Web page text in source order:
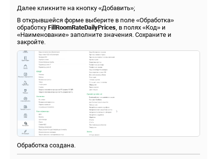
Далее кликните на кнопку «Добавить»;
В открывшейся форме выберите в поле «Обработка»
обработку FillRoomRateDailyPrices, в полях «Код» и
«Наименование» заполните значения. Сохраните и
закройте.
Обработка создана.